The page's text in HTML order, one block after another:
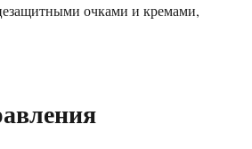
очками и кремами,